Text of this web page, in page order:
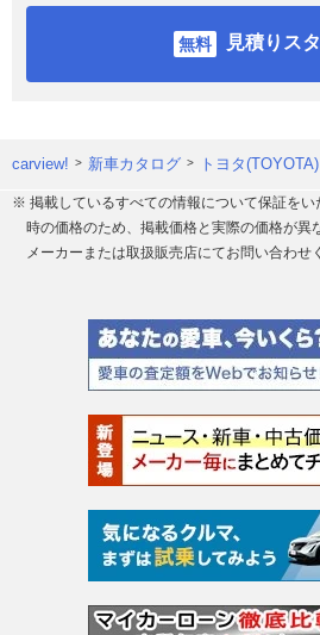
見積りス
carview! 新車カタログ トヨタ(TOYOTA)
※ 掲載しているすべての情報について保証を
時の価格のため、掲載価格と実際の価格が異
メーカーまたは取扱販売店にてお問い合わせ